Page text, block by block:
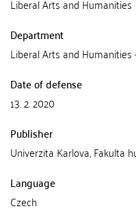
Liberal Arts and Humanities
Department
Liberal Arts and Humanities
Date of defense
13. 2. 2020
Publisher
Univerzita Karlova, Fakulta
Language
Czech